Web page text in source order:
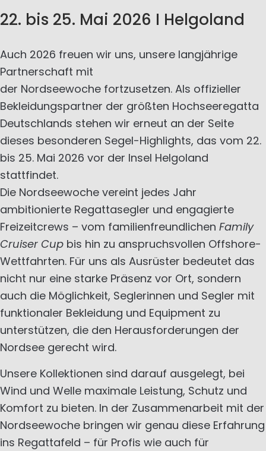
22. bis 25. Mai 2026 I Helgoland
Auch 2026 freuen wir uns, unsere langjährige
Partnerschaft mit
der Nordseewoche fortzusetzen. Als offizieller
Bekleidungspartner der größten Hochseeregatta
Deutschlands stehen wir erneut an der Seite
dieses besonderen Segel-Highlights, das vom 22.
bis 25. Mai 2026 vor der Insel Helgoland
stattfindet.
Die Nordseewoche vereint jedes Jahr
ambitionierte Regattasegler und engagierte
Freizeitcrews – vom familienfreundlichen Family
Cruiser Cup bis hin zu anspruchsvollen Offshore-
Wettfahrten. Für uns als Ausrüster bedeutet das
nicht nur eine starke Präsenz vor Ort, sondern
auch die Möglichkeit, Seglerinnen und Segler mit
funktionaler Bekleidung und Equipment zu
unterstützen, die den Herausforderungen der
Nordsee gerecht wird.
Unsere Kollektionen sind darauf ausgelegt, bei
Wind und Welle maximale Leistung, Schutz und
Komfort zu bieten. In der Zusammenarbeit mit der
Nordseewoche bringen wir genau diese Erfahrung
ins Regattafeld – für Profis wie auch für